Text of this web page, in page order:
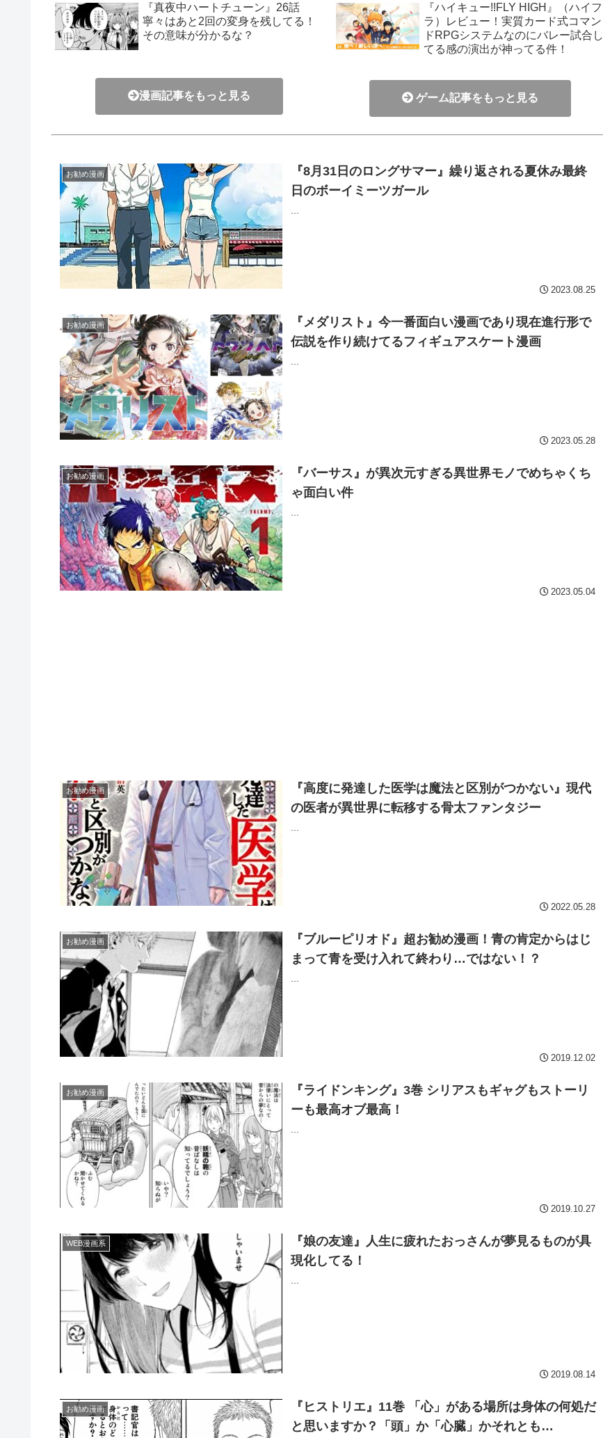
『真夜中ハートチューン』26話
寧々はあと2回の変身を残してる！
その意味が分かるな？
漫画記事をもっと見る
『ハイキュー!!FLY HIGH』（ハイフ
ラ）レビュー！実質カード式コマン
ドRPGシステムなのにバレー試合し
てる感の演出が神ってる件！
ゲーム記事をもっと見る
お勧め漫画
『8月31日のロングサマー』繰り返される夏休み最終
日のボーイミーツガール
...
2023.08.25
お勧め漫画
『メダリスト』今一番面白い漫画であり現在進行形で
伝説を作り続けてるフィギュアスケート漫画
...
2023.05.28
お勧め漫画
『バーサス』が異次元すぎる異世界モノでめちゃくち
ゃ面白い件
...
2023.05.04
お勧め漫画
『高度に発達した医学は魔法と区別がつかない』現代
の医者が異世界に転移する骨太ファンタジー
2022.05.28
お勧め漫画
『ブルーピリオド』超お勧め漫画！青の肯定からはじ
まって青を受け入れて終わり…ではない！？
2019.12.02
お勧め漫画
『ライドンキング』3巻 シリアスもギャグもストーリ
ーも最高オブ最高！
2019.10.27
WEB漫画系
『娘の友達』人生に疲れたおっさんが夢見るものが具
現化してる！
2019.08.14
お勧め漫画
『ヒストリエ』11巻 「心」がある場所は身体の何処だ
と思いますか？「頭」か「心臓」かそれとも…